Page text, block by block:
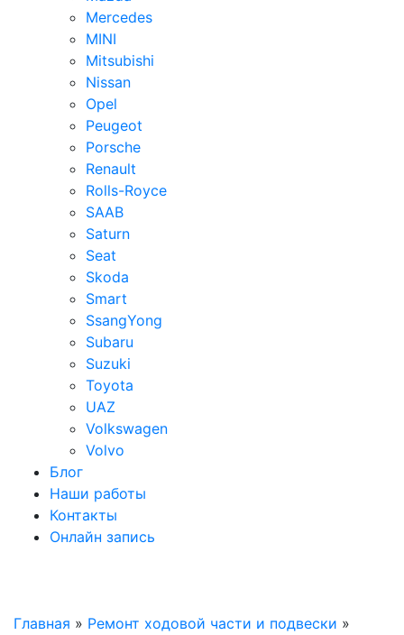
Mercedes
MINI
Mitsubishi
Nissan
Opel
Peugeot
Porsche
Renault
Rolls-Royce
SAAB
Saturn
Seat
Skoda
Smart
SsangYong
Subaru
Suzuki
Toyota
UAZ
Volkswagen
Volvo
Блог
Наши работы
Контакты
Онлайн запись
Главная » Ремонт ходовой части и подвески »